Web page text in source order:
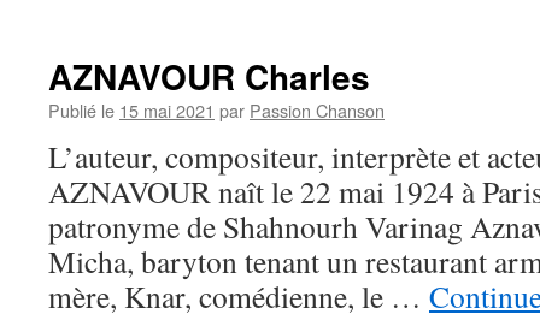
AZNAVOUR Charles
Publié le 15 mai 2021 par Passion Chanson
L’auteur, compositeur, interprète et
AZNAVOUR naît le 22 mai 1924 à
patronyme de Shahnourh Varinag
Micha, baryton tenant un restaurant
mère, Knar, comédienne, le …